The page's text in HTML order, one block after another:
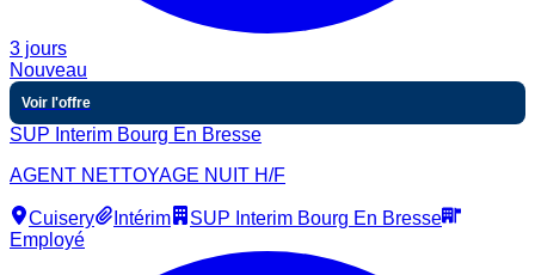
3 jours
Nouveau
Voir l'offre
SUP Interim Bourg En Bresse
AGENT NETTOYAGE NUIT H/F
Cuisery Intérim
SUP Interim Bourg En Bresse
Employé